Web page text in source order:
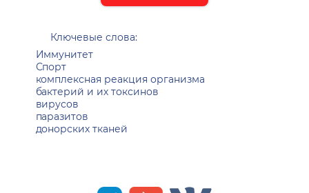
Ключевые слова:
Иммунитет
Спорт
комплексная реакция организма
бактерий и их токсинов
вирусов
паразитов
донорских тканей